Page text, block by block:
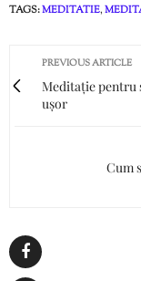
TAGS:MEDITATIE,
PREVIOUS ARTICLE
Meditație pentru
ușor
Cum